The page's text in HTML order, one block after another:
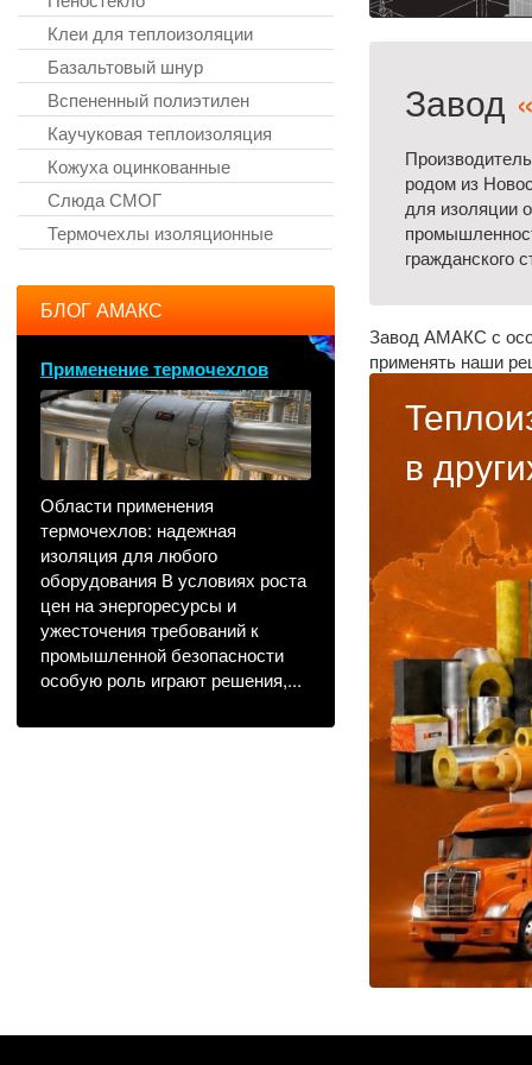
Завод
родом из
для изоляции
гражданского
Завод АМАКС с
применять наши
в
Клеи для теплоизоляции
Базальтовый шнур
Вспененный полиэтилен
Каучуковая теплоизоляция
Кожуха оцинкованные
Слюда СМОГ
Термочехлы изоляционные
БЛОГ АМАКС
Применение термочехлов
Области применения
термочехлов: надежная
изоляция для любого
оборудования В условиях роста
цен на энергоресурсы и
ужесточения требований к
промышленной безопасности
особую роль играют решения,...